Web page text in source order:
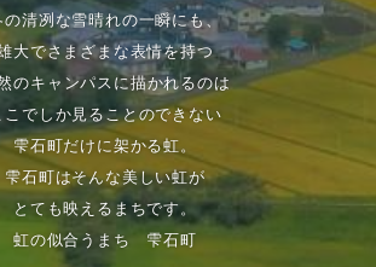
の清冽な雪晴れの一瞬にも、
大でさまざまな表情を持つ
のキャンパスに描かれるのは
こでしか見ることのできない
雫石町だけに架かる虹。
雫石町はそんな美しい虹が
とても映えるまちです。
虹の似合うまち 雫石町